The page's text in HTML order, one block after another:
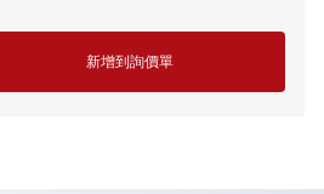
新增到詢價單